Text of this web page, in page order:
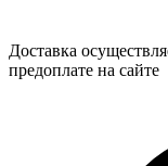
Доставка
предоплате на сайте